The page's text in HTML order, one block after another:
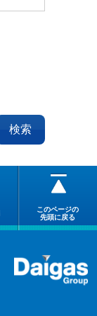
このページの
先頭に戻る